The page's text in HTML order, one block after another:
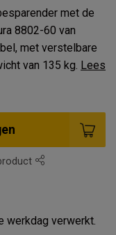
met de
8802-60 van
met verstelbare
van 135 kg. Lees
werkdag verwerkt.